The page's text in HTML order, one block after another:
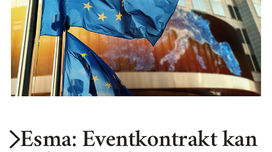
Esma: Eventkontrakt kan